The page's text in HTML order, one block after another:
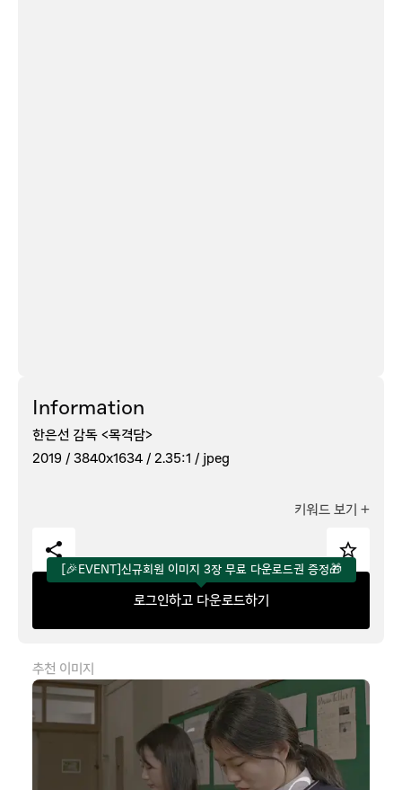
Information
한은선 감독 <목격담>
2019 / 3840x1634 / 2.35:1 / jpeg
키워드 보기 +
[🎉EVENT]신규회원 이미지 3장 무료 다운로드권 증정🎁
로그인하고 다운로드하기
추천 이미지